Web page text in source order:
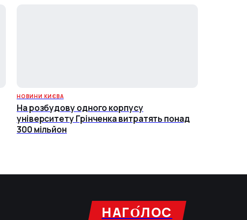
НОВИНИ КИЄВА
На розбудову одного корпусу
університету Грінченка витратять понад
300 мільйон
НАГО́ЛОC